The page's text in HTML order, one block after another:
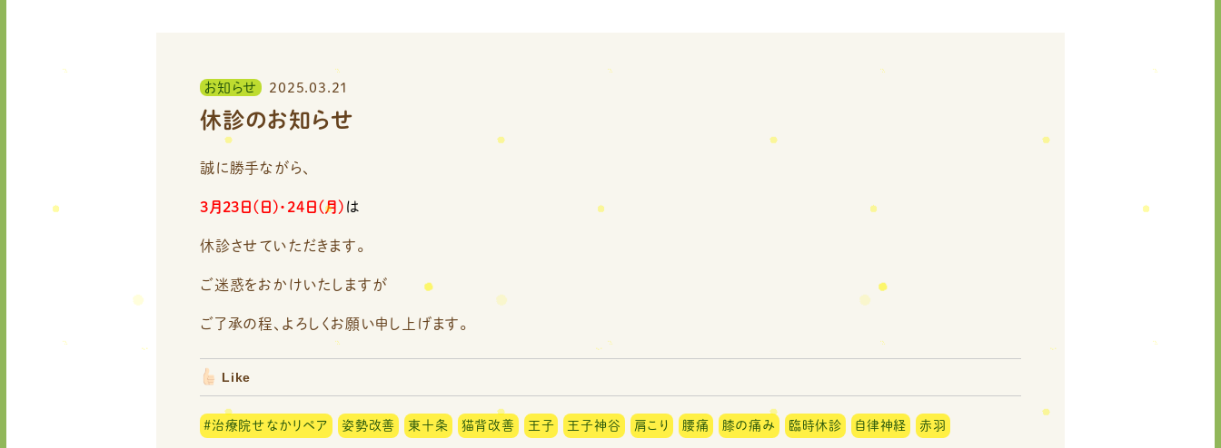
お知らせ 2025.03.21
休診のお知らせ
誠に勝手ながら、
3月23日(日)・24日(月 ) は
休診させていただきます。
ご迷惑をおかけいたしますが
ご了承の程、よろしくお願い申し上げます。
Like
#治療院せなかリペア 姿勢改善 東十条 猫背改善 王子 王子神谷 肩こり 腰痛 膝の痛み 臨時休診 自律神経 赤羽